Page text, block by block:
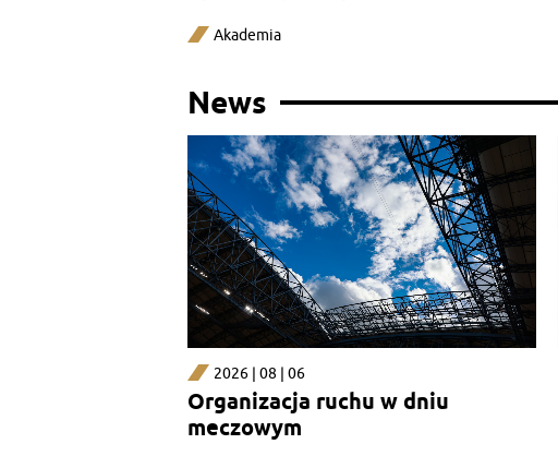
Akademia
News
2026 | 08 | 06
Organizacja ruchu w dniu
meczowym